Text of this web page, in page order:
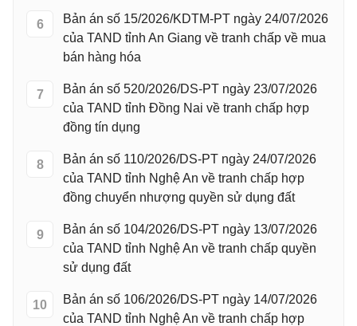
6
Bản án số 15/2026/KDTM-PT ngày 24/07/2026
của TAND tỉnh An Giang về tranh chấp về mua
bán hàng hóa
7
Bản án số 520/2026/DS-PT ngày 23/07/2026
của TAND tỉnh Đồng Nai về tranh chấp hợp
đồng tín dụng
8
Bản án số 110/2026/DS-PT ngày 24/07/2026
của TAND tỉnh Nghệ An về tranh chấp hợp
đồng chuyển nhượng quyền sử dụng đất
9
Bản án số 104/2026/DS-PT ngày 13/07/2026
của TAND tỉnh Nghệ An về tranh chấp quyền
sử dụng đất
10
Bản án số 106/2026/DS-PT ngày 14/07/2026
của TAND tỉnh Nghệ An về tranh chấp hợp